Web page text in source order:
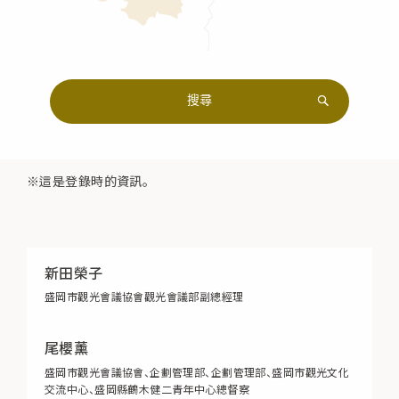
※這是登錄時的資訊。
新田榮子
盛岡市觀光會議協會觀光會議部副總經理
尾櫻薰
盛岡市觀光會議協會、企劃管理部、企劃管理部、盛岡市觀光文化
交流中心、盛岡縣鶴木健二青年中心總督察